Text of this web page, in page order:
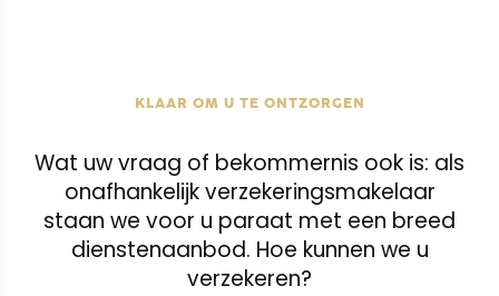
KLAAR OM U TE ONTZORGEN
Wat uw vraag of bekommernis ook is: als
onafhankelijk verzekeringsmakelaar
staan we voor u paraat met een breed
dienstenaanbod. Hoe kunnen we u
verzekeren?